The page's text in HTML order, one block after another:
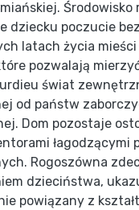
dziecku poczucie
latach życia
pozwalają
świat
od państw
Dom pozostaje
łagodzącymi
Rogoszówna
dzieciństwa,
powiązany z